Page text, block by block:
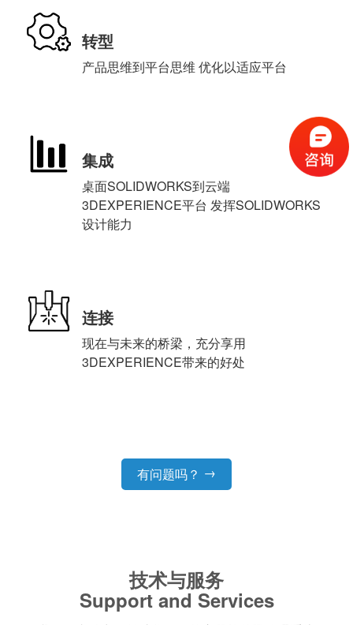
转型
产品思维到平台思维 优化以适应平台
集成
桌面SOLIDWORKS到云端
3DEXPERIENCE平台 发挥SOLIDWORKS
设计能力
连接
现在与未来的桥梁，充分享用
3DEXPERIENCE带来的好处
有问题吗？ →
技术与服务
Support and Services